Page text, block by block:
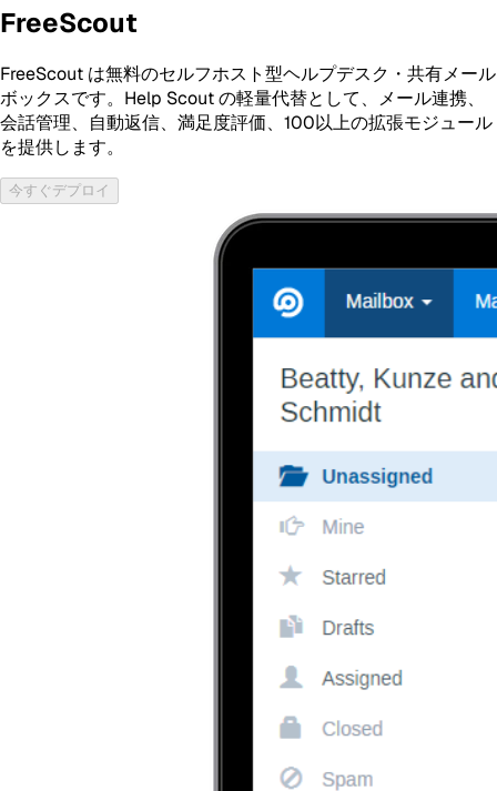
FreeScout
FreeScout は無料のセルフホスト型ヘルプデスク・共有メール
ボックスです。Help Scout の軽量代替として、メール連携、
会話管理、自動返信、満足度評価、100以上の拡張モジュール
を提供します。
今すぐデプロイ